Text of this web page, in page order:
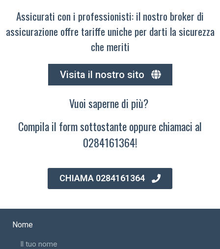
Assicurati con i professionisti: il nostro broker di
assicurazione offre tariffe uniche per darti la sicurezza
che meriti
Visita il nostro sito
Vuoi saperne di più?
Compila il form sottostante oppure chiamaci al
0284161364!
CHIAMA 0284161364
Nome